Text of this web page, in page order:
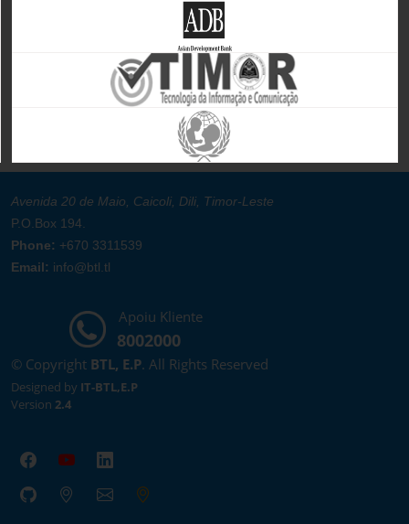
Avenida 20 de Maio, Caicoli, Dili, Timor-Leste
P.O.Box 194.
Phone: +670 3311539
Email: info@btl.tl
Apoiu Kliente
8002000
© Copyright BTL, E.P. All Rights Reserved
Designed by IT-BTL,E.P
Version 2.4